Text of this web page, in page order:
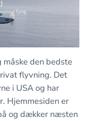
den bedste
flyvning. Det
i USA og har
Hjemmesiden er
og dækker næsten